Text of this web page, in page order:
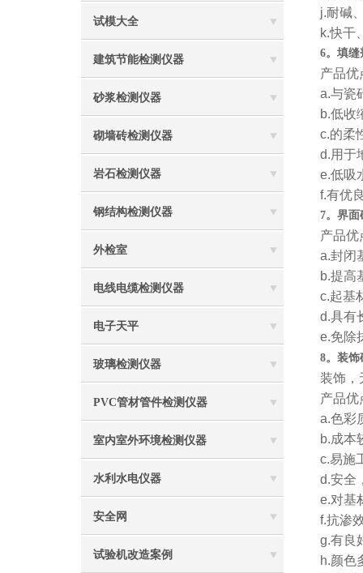
试模大全
建筑节能检测仪器
砂浆检测仪器
砌墙砖检测仪器
岩石检测仪器
钢结构检测仪器
外检室
电线电缆检测仪器
电子天平
玻璃检测仪器
PVC管材管件检测仪器
室内室外环境检测仪器
水利水电仪器
安全网
试验机改造案例
j.耐碱
k.快干
6。填缝
产品优
a.与瓷
b.低收
c.的柔
d.用于
e.低吸
f.有优
7。界面
产品优
a.封闭
b.提高
c.起基
d.具有
e.免除
8。装饰
装饰，
产品优
a.色彩
b.成本
c.易施
d.安全
e.对基
f.抗渗
g.有良
h.颜色